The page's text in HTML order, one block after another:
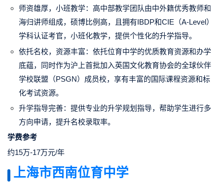
师资雄厚，小班教学：高中部教学团队由中外籍优秀教师和
海归讲师组成，硕博比例高，且拥有IBDP和CIE（A-Level）
学科认证考官，小班化教学，提供个性化的升学指导。
依托名校，资源丰富：依托位育中学的优质教育资源和办学
底蕴，同时作为沪上首批加入英国文化教育协会的全球伙伴
学校联盟（PSGN）成员校，享有丰富的国际课程资源和标
化考试资源。
升学指导完善：提供专业的升学规划指导，帮助学生进行多
方向申请，提升名校录取率。
学费参考
约15万-17万元/年
上海市西南位育中学